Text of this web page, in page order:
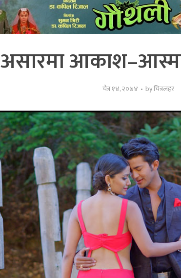
असारमा
चैत्र १४, २०७४ byचित्रलहर